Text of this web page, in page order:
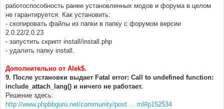
работоспособность ранее установленных модов и форума в целом
не гарантируется. Как установить:
- скопировать файлы из папки в папку с форумом версии
2.0.22/2.0.23
- запустить скрипт install/install.php
- удалить папку install.
Дополнительно от Alek$.
9. После установки выдает Fatal error: Call to undefined function:
include_attach_lang() и ничего не работает.
Решение здесь:
http://www.phpbbguru.net/community/post ... ml#p152534